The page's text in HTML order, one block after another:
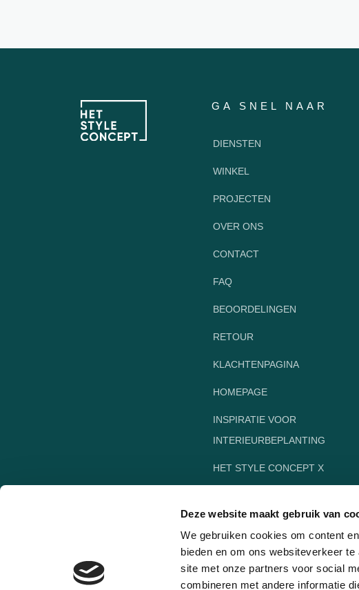
Deze website maakt gebruik van
We gebruiken cookies om content
bieden en om ons websiteverkeer
site met onze partners voor social
combineren met andere informatie
GA SNEL NAAR
DIENSTEN
WINKEL
PROJECTEN
OVER ONS
CONTACT
FAQ
BEOORDELINGEN
RETOUR
KLACHTENPAGINA
HOMEPAGE
INSPIRATIE VOOR
INTERIEURBEPLANTING
HET STYLE CONCEPT X
DUTCHCREEN